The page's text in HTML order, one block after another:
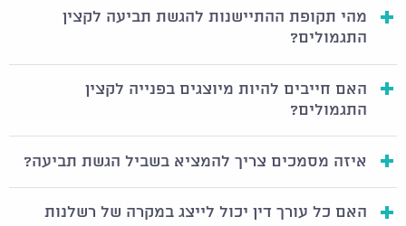
איך מתבצע תהליך הגשת התביעה?
בשל רשלנות רפואית בצבא
, עומדות ככלל שתי
אפשרויות:
האחת, היא הגשת תביעה לקצין התגמולים במשרד
קבלת התגמולים יש למסור לקצין התגמולים את מלוא
מהי תקופת ההתיישנות להגשת תביעה לקצין
התגמולים?
האם חייבים להיות מיוצגים בפנייה לקצין
התגמולים?
איזה מסמכים צריך להמציא בשביל הגשת תביעה?
האם כל עורך דין יכול לייצג במקרה של רשלנות